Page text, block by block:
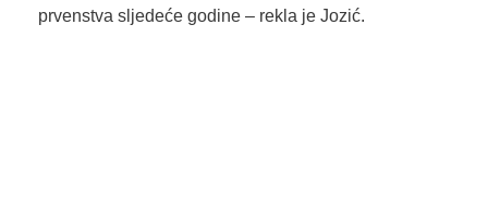
prvenstva sljedeće godine – rekla je Jozić.